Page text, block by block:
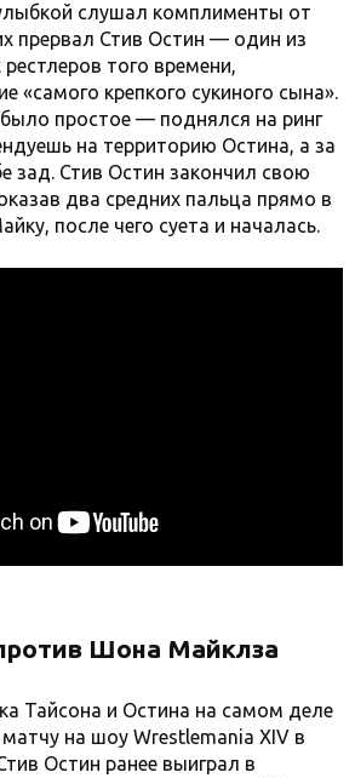
слушал комплименты от
прервал Стив Остин — один из
того времени,
«самого крепкого сукиного сына».
простое — поднялся на ринг
на территорию Остина, а за
зад. Стив Остин закончил свою
два средних пальца прямо в
после чего суета и началась.
Шона Майклза
Тайсона и Остина на самом деле
на шоу Wrestlemania XIV в
Остин ранее выиграл в